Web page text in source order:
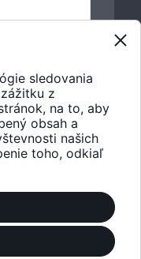
sledovania
z
na to, aby
obsah a
našich
toho, odkiaľ